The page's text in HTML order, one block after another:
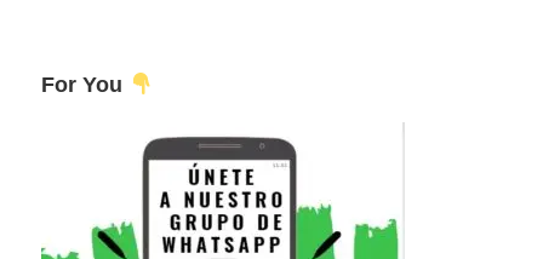
For You